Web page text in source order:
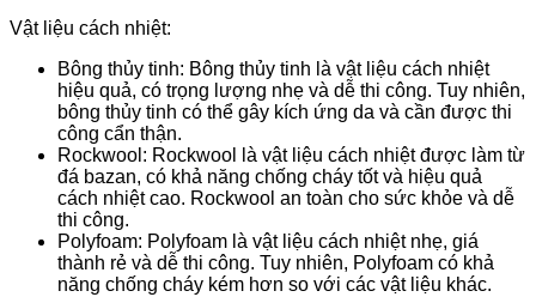
Vật liệu cách nhiệt:
Bông thủy tinh: Bông thủy tinh là vật liệu cách nhiệt
hiệu quả, có trọng lượng nhẹ và dễ thi công. Tuy nhiên,
bông thủy tinh có thể gây kích ứng da và cần được thi
công cẩn thận.
Rockwool: Rockwool là vật liệu cách nhiệt được làm từ
đá bazan, có khả năng chống cháy tốt và hiệu quả
cách nhiệt cao. Rockwool an toàn cho sức khỏe và dễ
thi công.
Polyfoam: Polyfoam là vật liệu cách nhiệt nhẹ, giá
thành rẻ và dễ thi công. Tuy nhiên, Polyfoam có khả
năng chống cháy kém hơn so với các vật liệu khác.